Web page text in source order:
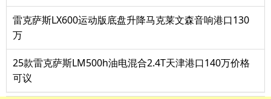
雷克萨斯LX600运动版底盘升降马克莱文森音响港口130
万
25款雷克萨斯LM500h油电混合2.4T天津港口140万价格
可议